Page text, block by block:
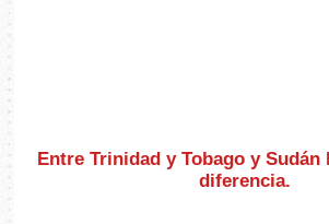
Entre Trinidad y Tobago y Sudán
diferencia.